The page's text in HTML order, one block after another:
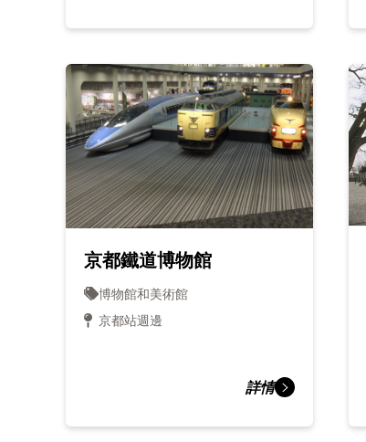
京都鐵道博物館
博物館和美術館
京都站週邊
詳情